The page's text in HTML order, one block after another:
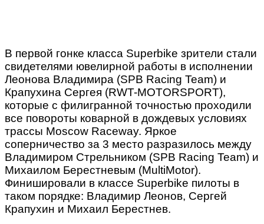
В первой гонке класса Superbike зрители стали
свидетелями ювелирной работы в исполнении
Леонова Владимира (SPB Racing Team) и
Крапухина Сергея (RWT-MOTORSPORT),
которые с филигранной точностью проходили
все повороты коварной в дождевых условиях
трассы Moscow Raceway. Яркое
соперничество за 3 место разразилось между
Владимиром Стрельником (SPB Racing Team) и
Михаилом Берестневым (MultiMotor).
Финишировали в классе Superbike пилоты в
таком порядке: Владимир Леонов, Сергей
Крапухин и Михаил Берестнев.